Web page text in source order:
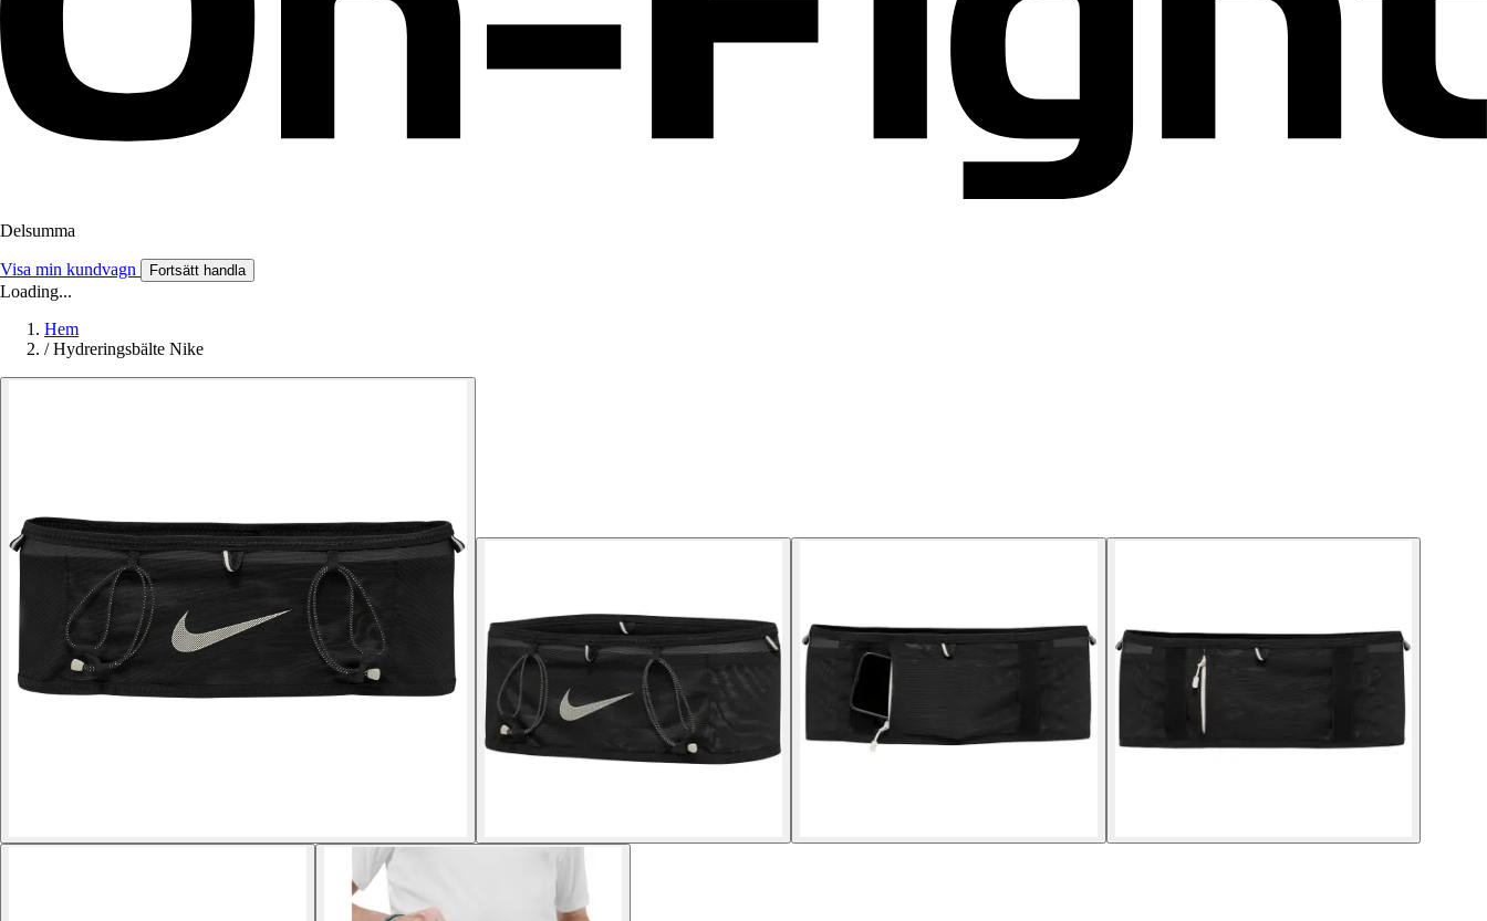
Delsumma
Visa min kundvagn Fortsätt handla
Loading...
Hem
/ Hydreringsbälte Nike